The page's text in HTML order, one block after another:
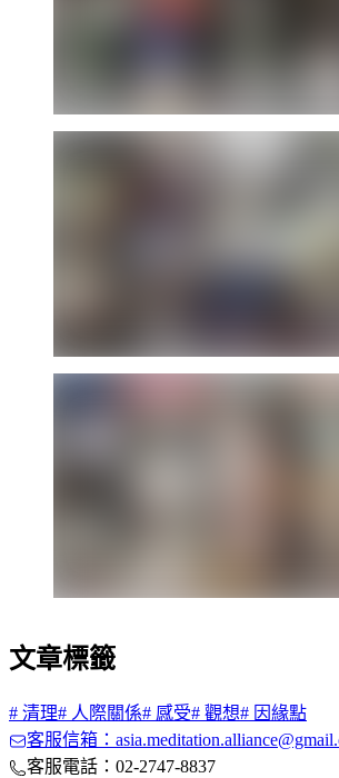
文章標籤
# 清理# 人際關係# 感受# 觀想# 因緣點
客服信箱：
客服電話：02-2747-8837